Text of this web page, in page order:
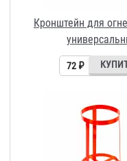
Подставка под
"Эконом"
202 ₽